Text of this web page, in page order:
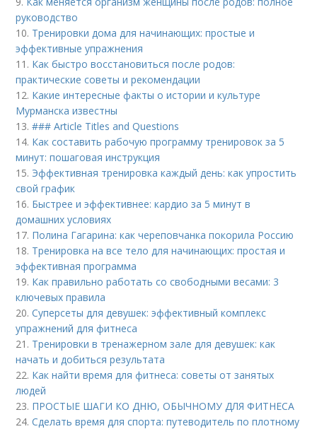
руководство
10. Тренировки дома для начинающих: простые и
эффективные упражнения
11. Как быстро восстановиться после родов:
практические советы и рекомендации
12. Какие интересные факты о истории и культуре
Мурманска известны
13.### Article Titles and Questions
14. Как составить рабочую программу тренировок за 5
минут: пошаговая инструкция
15. Эффективная тренировка каждый день: как упростить
свой график
16. Быстрее и эффективнее: кардио за 5 минут в
домашних условиях
17. Полина Гагарина: как череповчанка покорила Россию
18. Тренировка на все тело для начинающих: простая и
эффективная программа
19. Как правильно работать со свободными весами: 3
ключевых правила
20.Суперсеты для девушек: эффективный комплекс
упражнений для фитнеса
21. Тренировки в тренажерном зале для девушек: как
начать и добиться результата
22. Как найти время для фитнеса: советы от занятых
людей
23. ПРОСТЫЕ ШАГИ КО ДНЮ, ОБЫЧНОМУ ДЛЯ ФИТНЕСА
24.Сделать время для спорта: путеводитель по плотному